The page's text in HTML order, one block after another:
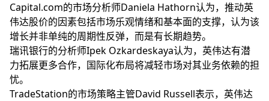
Capital.com的市场分析师Daniela Hathorn认为，推动英
伟达股价的因素包括市场乐观情绪和基本面的支撑，认为该
增长并非单纯的周期性反弹，而是有长期趋势。
瑞讯银行的分析师Ipek Ozkardeskaya认为，英伟达有潜
力拓展更多合作，国际化布局将减轻市场对其业务依赖的担
忧。
TradeStation的市场策略主管David Russell表示，英伟达